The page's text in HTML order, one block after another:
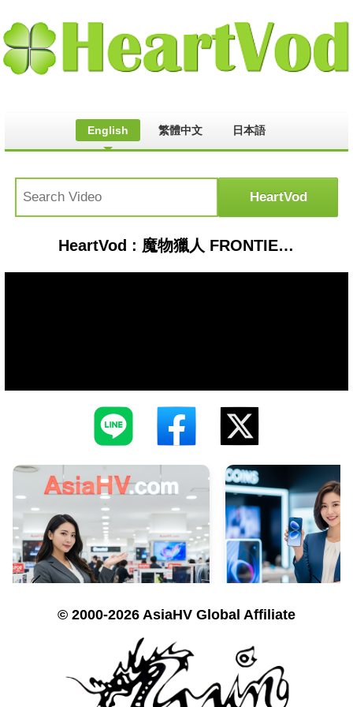
English 繁體中文 日本語
HeartVod : 魔物獵人 FRONTIER Ｚ 21/11/2017 G級遷悠種冰牙龍
© 2000-2026 AsiaHV Global Affiliate